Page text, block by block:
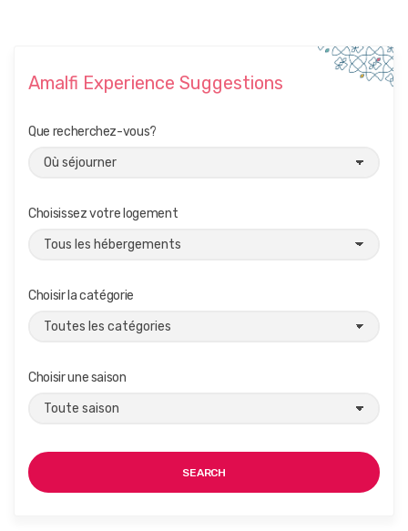
Amalfi Experience Suggestions
Que recherchez-vous?
Choisissez votre logement
Choisir la catégorie
Choisir une saison
SEARCH